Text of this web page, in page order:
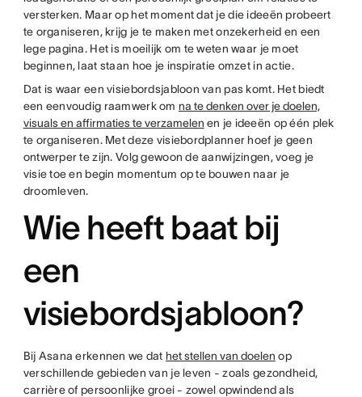
versterken. Maar op het moment dat je die ideeën probeert
te organiseren, krijg je te maken met onzekerheid en een
lege pagina. Het is moeilijk om te weten waar je moet
beginnen, laat staan hoe je inspiratie omzet in actie.
Dat is waar een visiebordsjabloon van pas komt. Het biedt
een eenvoudig raamwerk om na te denken over je doelen,
visuals en affirmaties te verzamelen en je ideeën op één plek
te organiseren. Met deze visiebordplanner hoef je geen
ontwerper te zijn. Volg gewoon de aanwijzingen, voeg je
visie toe en begin momentum op te bouwen naar je
droomleven.
Wie heeft baat bij
een
visiebordsjabloon?
Bij Asana erkennen we dat het stellen van doelen op
verschillende gebieden van je leven - zoals gezondheid,
carrière of persoonlijke groei - zowel opwindend als